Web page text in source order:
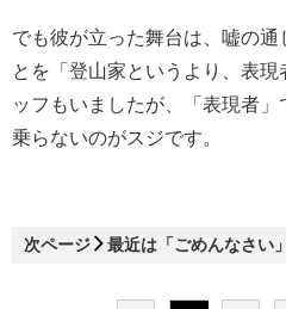
でも彼が立った舞台は、嘘の通
とを「登山家というより、表
ッフもいましたが、「表現者
乗らないのがスジです。
次ページ 最近は「ごめんなさい